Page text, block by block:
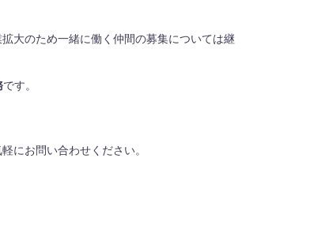
大のため一緒に働く仲間の募集については継
です。
にお問い合わせください。